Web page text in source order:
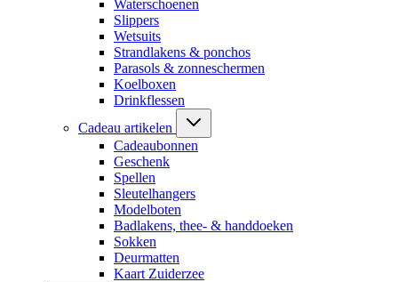
Waterschoenen
Slippers
Wetsuits
Strandlakens & ponchos
Parasols & zonneschermen
Koelboxen
Drinkflessen
Cadeau artikelen
Cadeaubonnen
Geschenk
Spellen
Sleutelhangers
Modelboten
Badlakens, thee- & handdoeken
Sokken
Deurmatten
Kaart Zuiderzee